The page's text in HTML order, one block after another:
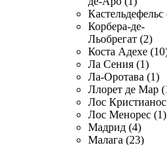
Кастельдефельс
Корбера-де-
Льобрегат (2)
Коста Адехе
Ла Сения (1)
Ла-Оротава (1)
Ллорет де Мар
Лос
Лос Менорес (1)
Мадрид (4)
Малага (23)